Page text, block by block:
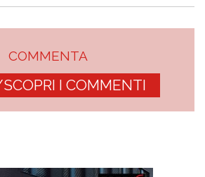
COMMENTA
I COMMENTI